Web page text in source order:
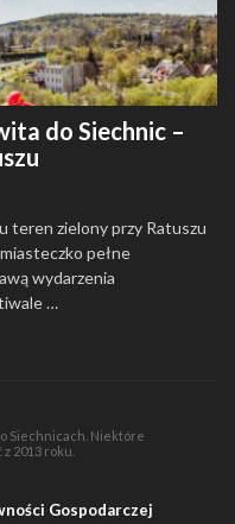
do Siechnic –
teren zielony przy Ratuszu
pełne
wydarzenia
…
Siechnicach. Niektóre
2013 roku.
Gospodarczej